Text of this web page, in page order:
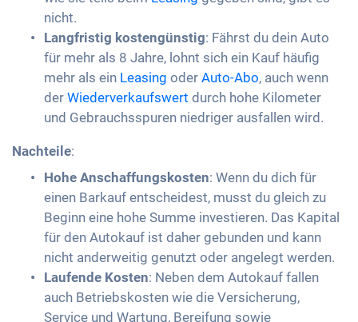
nicht.
Langfristig kostengünstig: Fährst du dein Auto
für mehr als 8 Jahre, lohnt sich ein Kauf häufig
mehr als ein Leasing oder Auto-Abo, auch wenn
der Wiederverkaufswert durch hohe Kilometer
und Gebrauchsspuren niedriger ausfallen wird.
Nachteile:
Hohe Anschaffungskosten: Wenn du dich für
einen Barkauf entscheidest, musst du gleich zu
Beginn eine hohe Summe investieren. Das Kapital
für den Autokauf ist daher gebunden und kann
nicht anderweitig genutzt oder angelegt werden.
Laufende Kosten: Neben dem Autokauf fallen
auch Betriebskosten wie die Versicherung,
Service und Wartung, Bereifung sowie